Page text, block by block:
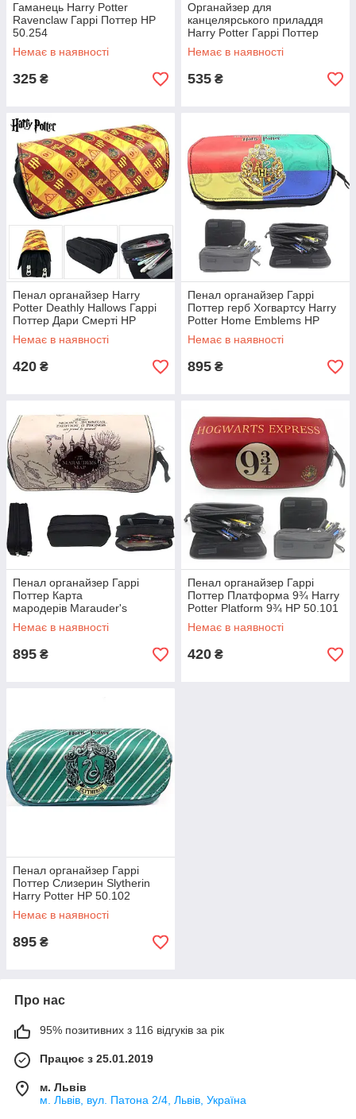
Гаманець Harry Potter
Ravenclaw Гаррі Поттер HP
50.254
Немає в наявності
325 ₴
Органайзер для
канцелярського приладдя
Harry Potter Гаррі Поттер
6,196.1 HP
Немає в наявності
535 ₴
Пенал органайзер Harry
Potter Deathly Hallows Гаррі
Поттер Дари Смерті HP
50.240
Немає в наявності
420 ₴
Пенал органайзер Гаррі
Поттер герб Хогвартсу Harry
Potter Home Emblems HP
50.099
Немає в наявності
895 ₴
Пенал органайзер Гаррі
Поттер Карта
мародерів Marauder's
Map Harry Potter HP 50.100
Немає в наявності
895 ₴
Пенал органайзер Гаррі
Поттер Платформа 9¾ Harry
Potter Platform 9¾ HP 50.101
Немає в наявності
420 ₴
Пенал органайзер Гаррі
Поттер Слизерин Slytherin
Harry Potter HP 50.102
Немає в наявності
895 ₴
Про нас
95% позитивних з 116 відгуків за рік
Працює з 25.01.2019
м. Львів
м. Львів, вул. Патона 2/4, Львів, Україна